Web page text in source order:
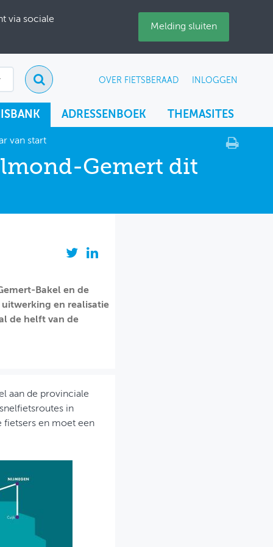
via sociale
Melding sluiten
OVER FIETSBERAAD INLOGGEN
ADRESSENBOEK THEMASITES
van start
Gemert dit
Bakel en de
en realisatie
de helft van de
aan de provinciale
in
en moet een